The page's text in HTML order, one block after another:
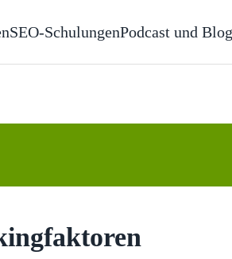
SEO-SchulungenPodcast und Blog